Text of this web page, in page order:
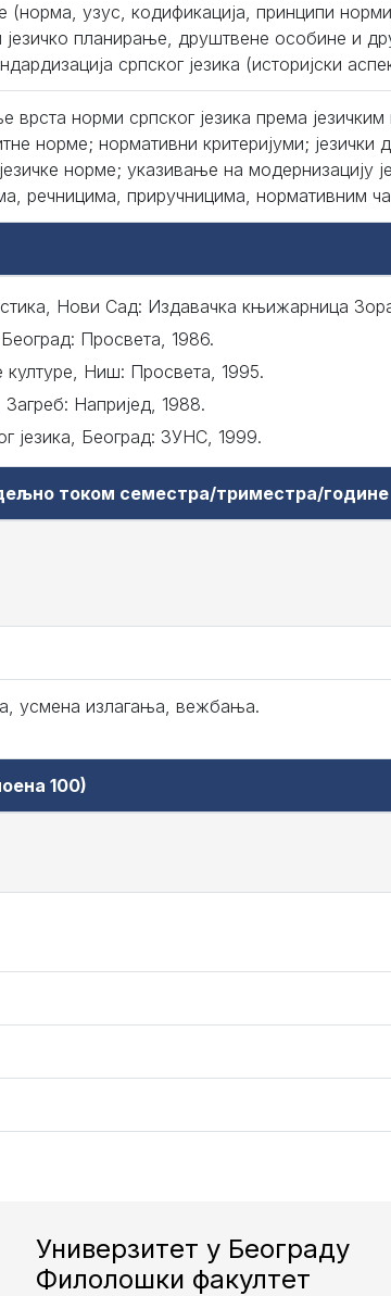
узус, кодификација, принципи
језичко планирање, друштвене особине и
српског језика (историјски
врста норми српског језика према
норме; нормативни критеријуми; језички
норме; указивање на модернизацију
речницима, приручницима, нормативним
Нови Сад: Издавачка књижарница
Просвета, 1986.
културе, Ниш: Просвета, 1995.
Напријед, 1988.
језика, Београд: ЗУНС, 1999.
током семестра/триместра/године
усмена излагања, вежбања.
100)
Универзитет у Београду
Филолошки факултет